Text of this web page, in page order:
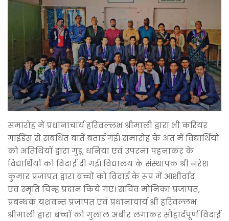
समारोह में प्रधानाचार्य हरिवल्लभ श्रीमाली द्वारा भी करियर
गाईडेंस से संबंधित बातें बताई गई। समारोह के अंत में विद्यार्थियों
को अतिथियों द्वारा गुड़, धनियां एवं उपरना पहनाकर के
विद्यार्थियों को विदाई दी गई। विद्यालय के संस्थापक श्री नरेश
कुमार प्रजापत द्वारा बच्चों को विदाई के रूप में आशीर्वाद
एवं स्मृति चिन्ह प्रदान किये गए। सचिव मोनिका प्रजापत,
प्रबन्धक यशवन्त प्रजापत एवं प्रधानाचार्य श्री हरिवल्लभ
श्रीमाली द्वारा बच्चों को गुलाल अबीर लगाकर सौहार्दपूर्ण विदाई